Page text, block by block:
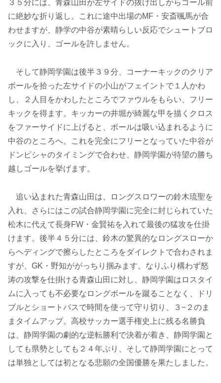
３５分には、青森山田が左サイドの抜け出しからゴール前
に絶妙な折り返し。これに途中出場のMF・安斎颯馬が合
わせますが、静学の中谷が素晴らしい反応でシュートブロ
ックに入り、ゴールを許しません。
そして静岡学園は後半３９分、コーナーキックのクリア
ボールを拾った左サイドの小山がフェイントで１人かわ
し、２人目をかわしたところでファウルをもらい、フリー
キックを得ます。キッカーの井堀が綺麗な甲を描くクロス
をファーサイドに上げると、ボールは吸い込まれるように
中谷のところへ。これを完全にフリーとなっていた中谷が
ドンピシャのタイミングで合わせ、静岡学園が待望の勝ち
越しゴールを挙げます。
追い込まれた青森山田は、ロングスロワーの鈴木琉聖を
入れ、さらにはこの試合静岡学園に完全に封じられていた
松木に代えて長身FW・金賢祐を入れて最後の猛攻を仕掛
けます。後半４５分には、鈴木の驚異的なロングスローか
らヘディングで擦らしたところをダイレクトで合わされま
すが、GK・野知ががっちり掴みます。なりふり構わず怒
涛の攻撃を仕掛ける青森山田に対し、静岡学園はロスタイ
ムに入っても不必要なロングボールを蹴ることなく、ドリ
ブルとショートパスで時間を使って守り切り、３−２のま
まタイムアップ。高校サッカー選手権史上に残る名勝負
は、静岡学園の劇的な逆転勝利で決着が着き、静岡学園と
しても県勢としても２４年ぶり、そして静岡学園にとって
は単独としては初となる悲願の全国優勝を果たしました。